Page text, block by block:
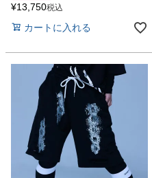
¥13,750税込
カートに入れる